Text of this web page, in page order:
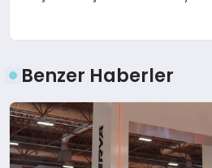
Benzer Haberler